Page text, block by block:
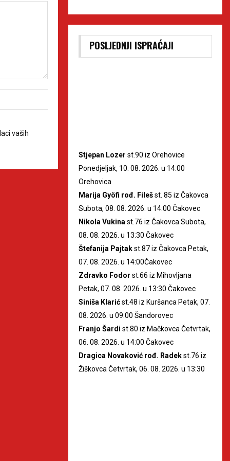
vaših
POSLJEDNJI ISPRAĆAJI
Stjepan Lozer st.90 iz Orehovice
Ponedjeljak, 10. 08. 2026. u 14:00
Orehovica
Marija Gyöfi rođ. Filešst. 85 iz Čakovca
Subota, 08. 08. 2026. u 14:00 Čakovec
Nikola Vukina st.76 iz Čakovca Subota,
08. 08. 2026. u 13:30 Čakovec
Štefanija Pajtakst.87 iz Čakovca Petak,
07. 08. 2026. u 14:00Čakovec
Zdravko Fodor st.66 iz Mihovljana
Petak, 07. 08. 2026. u 13:30 Čakovec
Siniša Klarićst.48 iz Kuršanca Petak, 07.
08. 2026. u 09:00 Šandorovec
Franjo Šardi st.80 iz Mačkovca Četvrtak,
06. 08. 2026. u 14:00 Čakovec
Dragica Novaković rođ. Radekst.76 iz
Žiškovca Četvrtak, 06. 08. 2026. u 13:30